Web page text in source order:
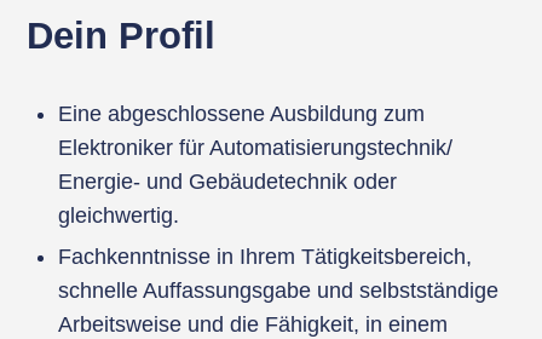
Dein Profil
Eine abgeschlossene Ausbildung zum
Elektroniker für Automatisierungstechnik/
Energie- und Gebäudetechnik oder
gleichwertig.
Fachkenntnisse in Ihrem Tätigkeitsbereich,
schnelle Auffassungsgabe und selbstständige
Arbeitsweise und die Fähigkeit, in einem